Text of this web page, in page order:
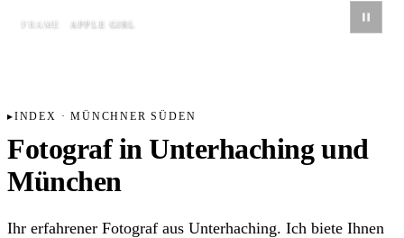
FRAME APPLE GIRL
INDEX · MÜNCHNER SÜDEN
Fotograf in Unterhaching und
München
Ihr erfahrener Fotograf aus Unterhaching. Ich biete Ihnen